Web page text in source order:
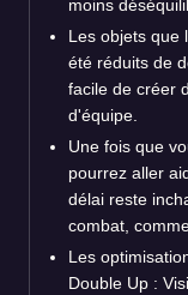
moins
Les objets que
été réduits de
facile de créer
d'équipe.
Une fois que
pourrez aller
délai reste
combat,
Les
Double Up :